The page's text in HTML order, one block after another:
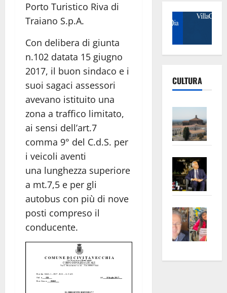
Porto Turistico Riva di
Traiano S.p.A.
Con delibera di giunta
n.102 datata 15 giugno
2017, il buon sindaco e i
suoi sagaci assessori
avevano istituito una
zona a traffico limitato,
ai sensi dell’art.7
comma 9° del C.d.S. per
i veicoli aventi
una lunghezza superiore
a mt.7,5 e per gli
autobus con più di nove
posti compreso il
conducente.
CULTURA
euro
apre